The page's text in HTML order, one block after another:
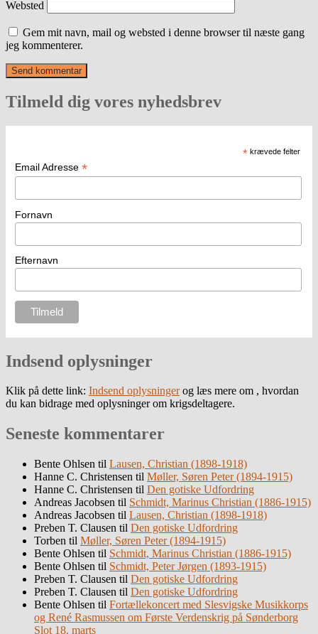
Websted
Gem mit navn, mail og websted i denne browser til næste gang
jeg kommenterer.
Tilmeld dig vores nyhedsbrev
* krævede felter
Email Adresse *
Fornavn
Efternavn
Indsend oplysninger
Klik på dette link: Indsend oplysningerog læs mere om , hvordan
du kan bidrage med oplysninger om krigsdeltagere.
Seneste kommentarer
Bente Ohlsen til Lausen, Christian (1898-1918)
Hanne C. Christensen til Møller, Søren Peter (1894-1915)
Hanne C. Christensen til Den gotiske Udfordring
Andreas Jacobsen til Schmidt, Marinus Christian (1886-1915)
Andreas Jacobsen til Lausen, Christian (1898-1918)
Preben T. Clausen til Den gotiske Udfordring
Torben til Møller, Søren Peter (1894-1915)
Bente Ohlsen til Schmidt, Marinus Christian (1886-1915)
Bente Ohlsen til Schmidt, Peter Jørgen (1893-1915)
Preben T. Clausen til Den gotiske Udfordring
Preben T. Clausen til Den gotiske Udfordring
Bente Ohlsen til Fortællekoncert med Slesvigske Musikkorps
og René Rasmussen om Første Verdenskrig på Sønderborg
Slot 18. marts